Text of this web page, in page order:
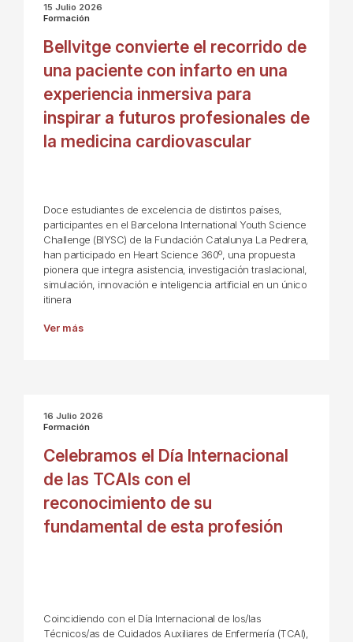
15 Julio 2026
Formación
Bellvitge convierte el recorrido de
una paciente con infarto en una
experiencia inmersiva para
inspirar a futuros profesionales de
la medicina cardiovascular
Doce estudiantes de excelencia de distintos países,
participantes en el Barcelona International Youth Science
Challenge (BIYSC) de la Fundación Catalunya La Pedrera,
han participado en Heart Science 360º, una propuesta
pionera que integra asistencia, investigación traslacional,
simulación, innovación e inteligencia artificial en un único
itinera
Ver más
16 Julio 2026
Formación
Celebramos el Día Internacional
de las TCAIs con el
reconocimiento de su
fundamental de esta profesión
Coincidiendo con el Día Internacional de los/las
Técnicos/as de Cuidados Auxiliares de Enfermería (TCAI),